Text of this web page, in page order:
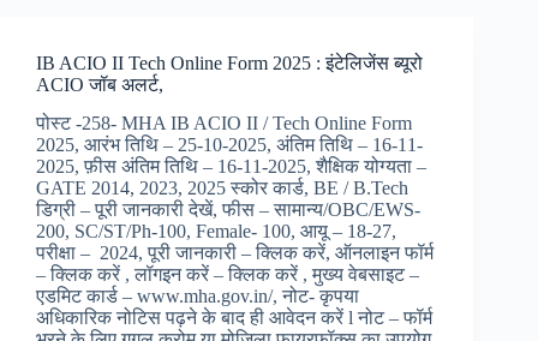
Post
Online
Form
2025
:
CSBC
बिहार
पुलिस
जेल
वार्डन/
कांस्टेबल
जॉब
IB ACIO II Tech Online Form 2025 : इंटेलिजेंस ब्यूरो
ACIO जॉब अलर्ट,
पोस्ट -258- MHA IB ACIO II / Tech Online Form
2025, आरंभ तिथि – 25-10-2025, अंतिम तिथि – 16-11-
2025, फ़ीस अंतिम तिथि – 16-11-2025, शैक्षिक योग्यता –
GATE 2014, 2023, 2025 स्कोर कार्ड, BE / B.Tech
डिग्री – पूरी जानकारी देखें, फीस – सामान्य/OBC/EWS-
200, SC/ST/Ph-100, Female- 100, आयू – 18-27,
परीक्षा – 2024, पूरी जानकारी – क्लिक करें, ऑनलाइन फॉर्म
– क्लिक करें , लॉगइन करें – क्लिक करें , मुख्य वेबसाइट –
एडमिट कार्ड – www.mha.gov.in/, नोट- कृपया
अधिकारिक नोटिस पढ़ने के बाद ही आवेदन करें l नोट – फॉर्म